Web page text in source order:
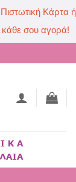
Κάρτα ή
σου αγορά!